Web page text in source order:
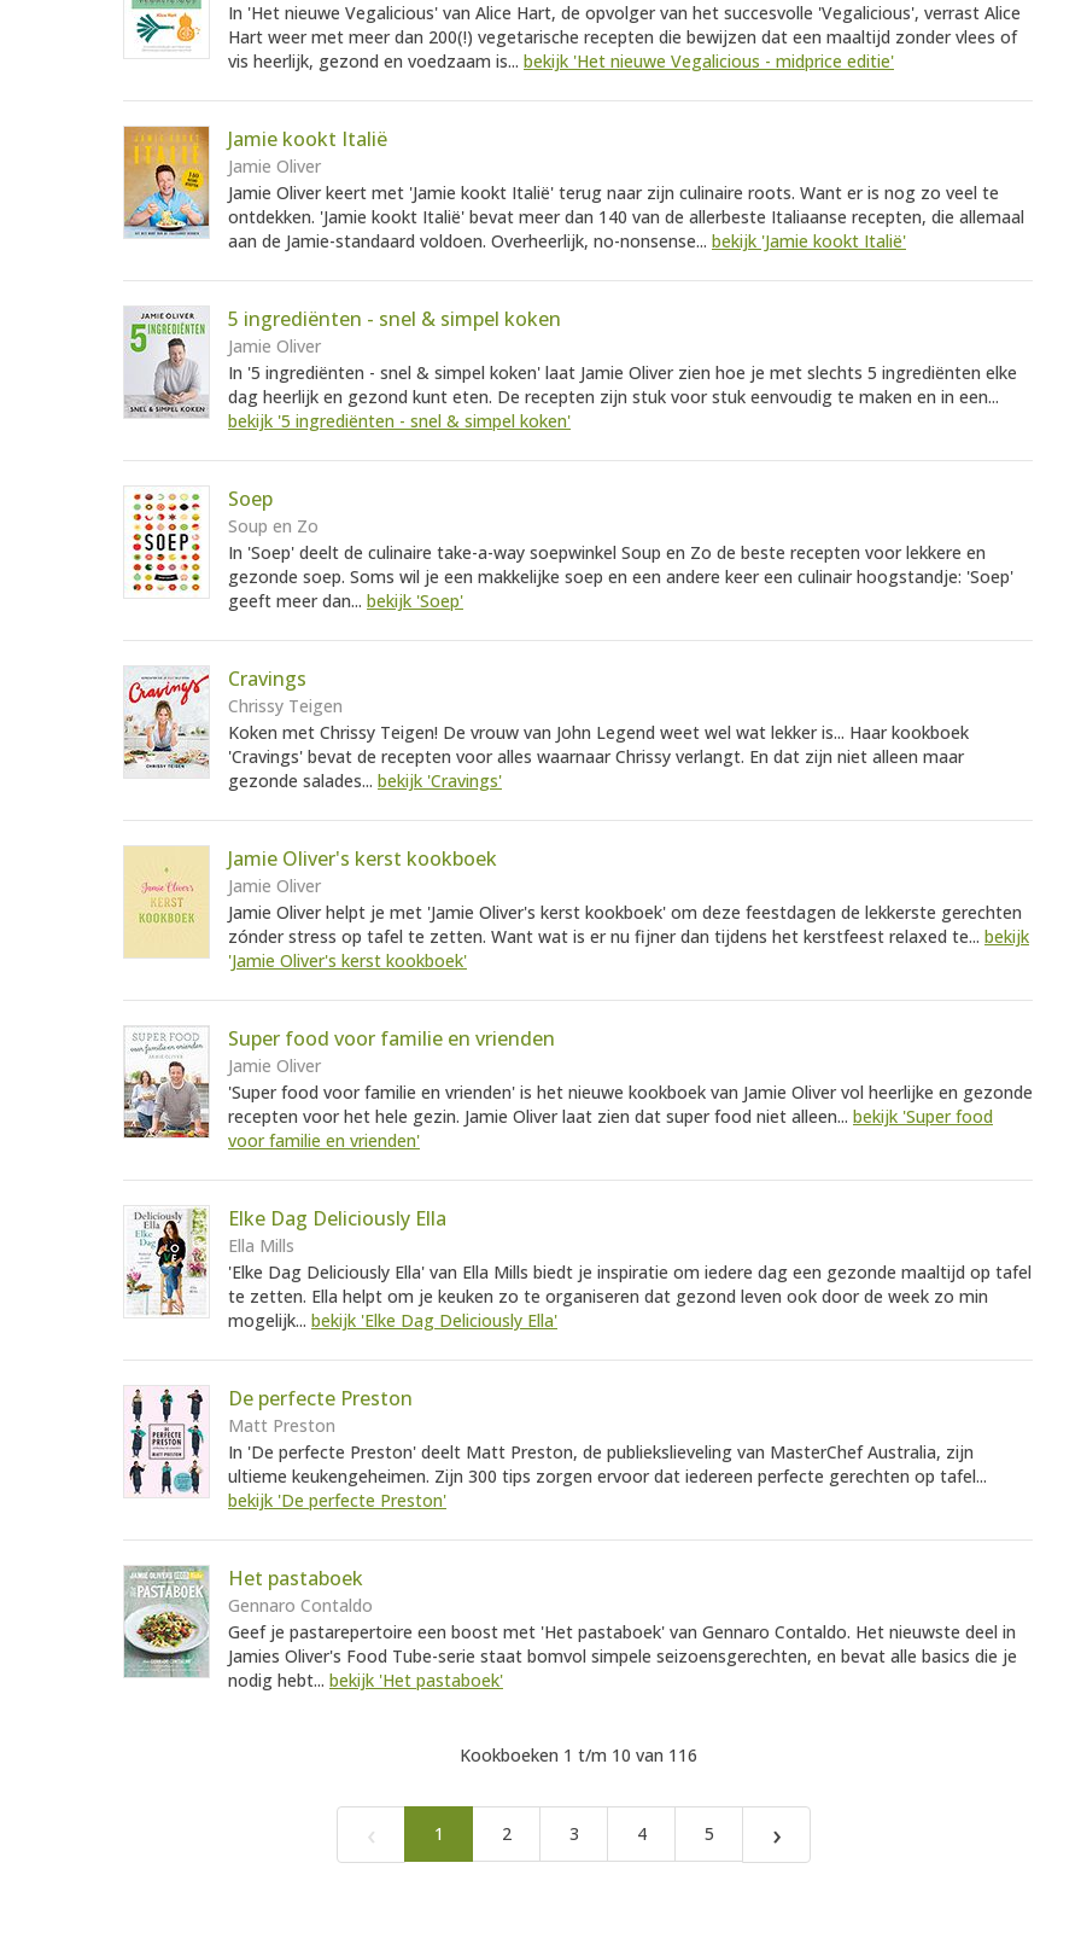
In 'Het nieuwe Vegalicious' van Alice Hart, de opvolger van het succesvolle 'Vegalicious', verrast Alice
Hart weer met meer dan 200(!) vegetarische recepten die bewijzen dat een maaltijd zonder vlees of
vis heerlijk, gezond en voedzaam is... bekijk 'Het nieuwe Vegalicious - midprice editie'
Jamie kookt Italië
Jamie Oliver
Jamie Oliver keert met 'Jamie kookt Italië' terug naar zijn culinaire roots. Want er is nog zo veel te
ontdekken. 'Jamie kookt Italië' bevat meer dan 140 van de allerbeste Italiaanse recepten, die allemaal
aan de Jamie-standaard voldoen. Overheerlijk, no-nonsense... bekijk 'Jamie kookt Italië'
5 ingrediënten - snel & simpel koken
Jamie Oliver
In '5 ingrediënten - snel & simpel koken' laat Jamie Oliver zien hoe je met slechts 5 ingrediënten elke
dag heerlijk en gezond kunt eten. De recepten zijn stuk voor stuk eenvoudig te maken en in een...
bekijk '5 ingrediënten - snel & simpel koken'
Soep
Soup en Zo
In 'Soep' deelt de culinaire take-a-way soepwinkel Soup en Zo de beste recepten voor lekkere en
gezonde soep. Soms wil je een makkelijke soep en een andere keer een culinair hoogstandje: 'Soep'
geeft meer dan... bekijk 'Soep'
Cravings
Chrissy Teigen
Koken met Chrissy Teigen! De vrouw van John Legend weet wel wat lekker is... Haar kookboek
'Cravings' bevat de recepten voor alles waarnaar Chrissy verlangt. En dat zijn niet alleen maar
gezonde salades... bekijk 'Cravings'
Jamie Oliver's kerst kookboek
Jamie Oliver
Jamie Oliver helpt je met 'Jamie Oliver's kerst kookboek' om deze feestdagen de lekkerste gerechten
zónder stress op tafel te zetten. Want wat is er nu fijner dan tijdens het kerstfeest relaxed te... bekijk
'Jamie Oliver's kerst kookboek'
Super food voor familie en vrienden
Jamie Oliver
'Super food voor familie en vrienden' is het nieuwe kookboek van Jamie Oliver vol heerlijke en gezonde
recepten voor het hele gezin. Jamie Oliver laat zien dat super food niet alleen... bekijk 'Super food
voor familie en vrienden'
Elke Dag Deliciously Ella
Ella Mills
'Elke Dag Deliciously Ella' van Ella Mills biedt je inspiratie om iedere dag een gezonde maaltijd op tafel
te zetten. Ella helpt om je keuken zo te organiseren dat gezond leven ook door de week zo min
mogelijk... bekijk 'Elke Dag Deliciously Ella'
De perfecte Preston
Matt Preston
In 'De perfecte Preston' deelt Matt Preston, de publiekslieveling van MasterChef Australia, zijn
ultieme keukengeheimen. Zijn 300 tips zorgen ervoor dat iedereen perfecte gerechten op tafel...
bekijk 'De perfecte Preston'
Het pastaboek
Gennaro Contaldo
Geef je pastarepertoire een boost met 'Het pastaboek' van Gennaro Contaldo. Het nieuwste deel in
Jamies Oliver's Food Tube-serie staat bomvol simpele seizoensgerechten, en bevat alle basics die je
nodig hebt... bekijk 'Het pastaboek'
Kookboeken 1 t/m 10 van 116
‹ 1 2 3 4 5 ›